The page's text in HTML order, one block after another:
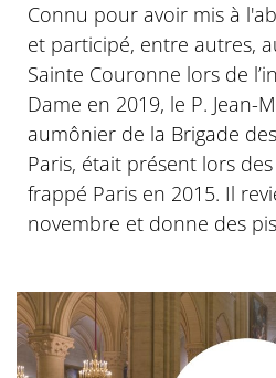
Connu pour avoir mis à
et participé, entre autres,
Sainte Couronne lors de
Dame en 2019, le P. Jean-
aumônier de la Brigade
Paris, était présent lors
frappé Paris en 2015. Il
novembre et donne des